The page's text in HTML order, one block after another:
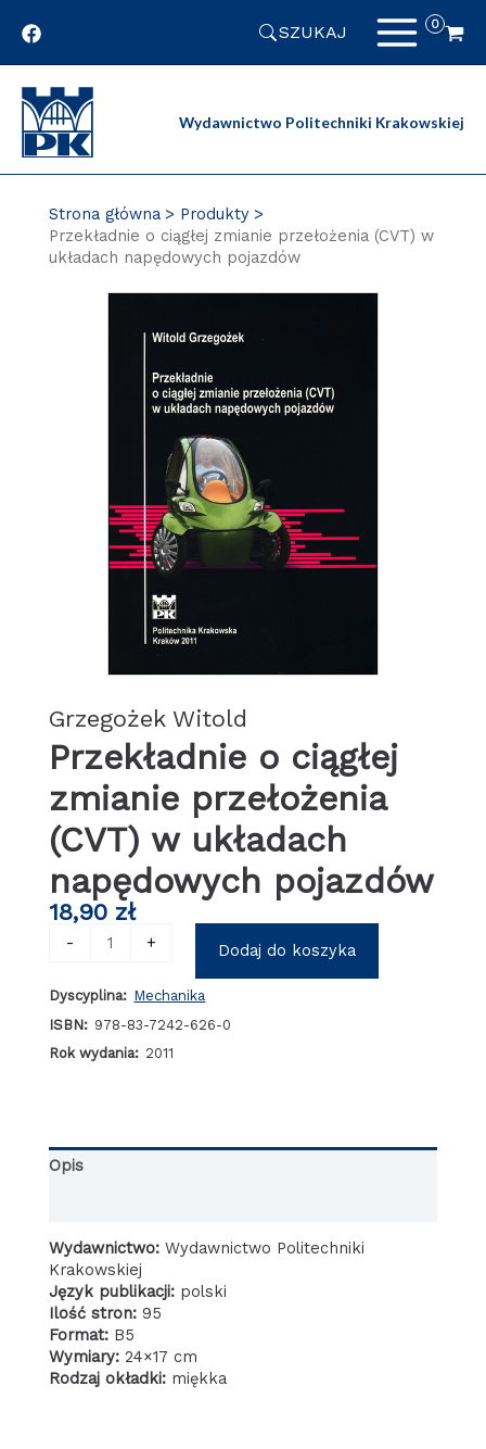
SZUKAJ
Wydawnictwo Politechniki Krakowskiej
Strona główna
Produkty
Przekładnie o ciągłej zmianie przełożenia (CVT) w
układach napędowych pojazdów
Grzegożek Witold
Przekładnie o ciągłej
zmianie przełożenia
(CVT) w układach
napędowych pojazdów
18,90 zł
-
Przekładnie
ciągłej
zmianie
przełożenia
(CVT)
pojazdów
+ Dodaj do koszyka
Dyscyplina: Mechanika
ISBN: 978-83-7242-626-0
Rok wydania: 2011
Opis
Wydawnictwo: Wydawnictwo Politechniki
Krakowskiej
Język publikacji: polski
Ilość stron: 95
Format: B5
Wymiary: 24×17 cm
Rodzaj okładki: miękka